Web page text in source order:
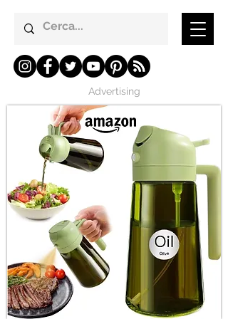
Advertising